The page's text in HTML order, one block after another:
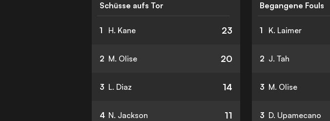
Schüsse aufs Tor
1 H. Kane 23
2 M. Olise 20
3 L. Diaz 14
4 N. Jackson 11
Begangene Fouls
1 K. Laimer
2 J. Tah
3 M. Olise
3 D. Upamecano